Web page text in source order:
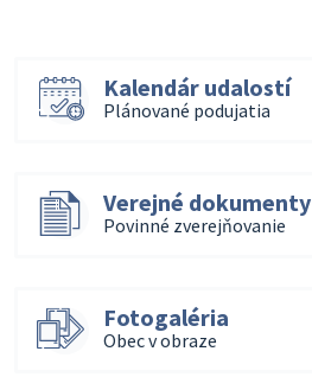
Kalendár udalostí
Plánované podujatia
Verejné dokumenty
Povinné zverejňovanie
Fotogaléria
Obec v obraze